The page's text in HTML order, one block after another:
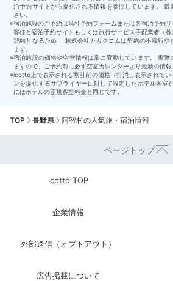
TOP 長野県 阿智村の人気旅・宿泊情報
ページトップ
icotto TOP
企業情報
外部送信（オプトアウト）
広告掲載について